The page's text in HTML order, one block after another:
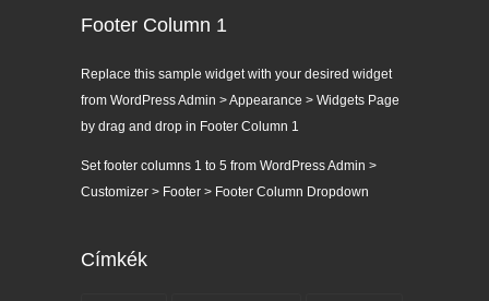
Footer Column 1
Replace this sample widget with your desired widget
from WordPress Admin > Appearance > Widgets Page
by drag and drop in Footer Column 1
Set footer columns 1 to 5 from WordPress Admin >
Customizer > Footer > Footer Column Dropdown
Címkék